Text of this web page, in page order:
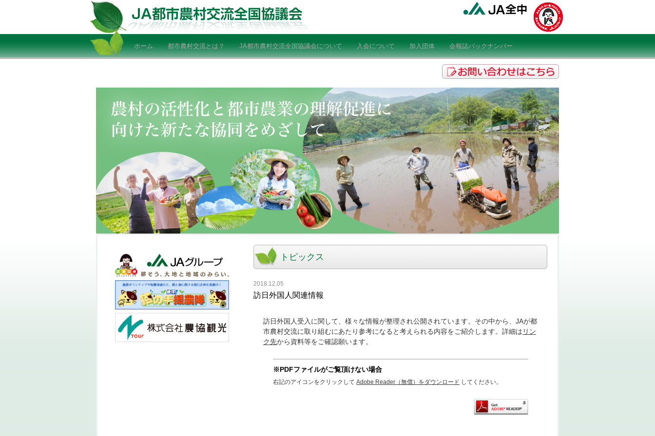
ホーム 都市農村交流とは？ JA都市農村交流全国協議会について 入会について 加入団体 会報誌バックナンバー
トピックス
2018.12.05
訪日外国人関連情報
訪日外国人受入に関して、様々な情報が整理され公開されています。その中から、JAが都
市農村交流に取り組むにあたり参考になると考えられる内容をご紹介します。詳細は リン
ク先から資料等をご確認願います。
※PDFファイルがご覧頂けない場合
右記のアイコンをクリックして Adobe Reader（無償）をダウンロード してください。